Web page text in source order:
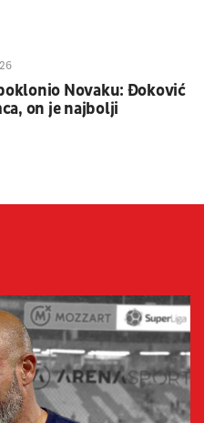
Novaku: Đoković
on je najbolji